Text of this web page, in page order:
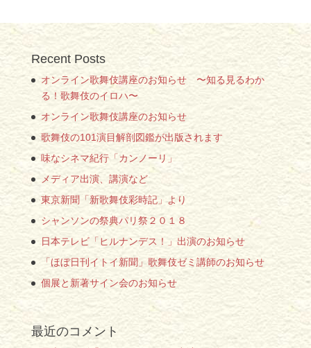
Recent Posts
オンライン歌舞伎講座のお知らせ 〜知る見るわか
る！歌舞伎のイロハ〜
オンライン歌舞伎講座のお知らせ
歌舞伎の101演目解剖図鑑が出版されます
味なシネマ紀行「カンノーリ」
メディア出演、講演など
東京新聞「新歌舞伎彩時記」より
シャンソンの祭典パリ祭２０１８
日本テレビ「ヒルナンデス！」出演のお知らせ
「ほぼ日刊イトイ新聞」歌舞伎ゼミ講師のお知らせ
個展と新著サイン会のお知らせ
最近のコメント